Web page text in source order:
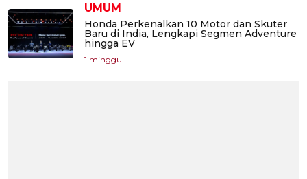
UMUM
Honda Perkenalkan 10 Motor dan Skuter
Baru di India, Lengkapi Segmen Adventure
hingga EV
1 minggu